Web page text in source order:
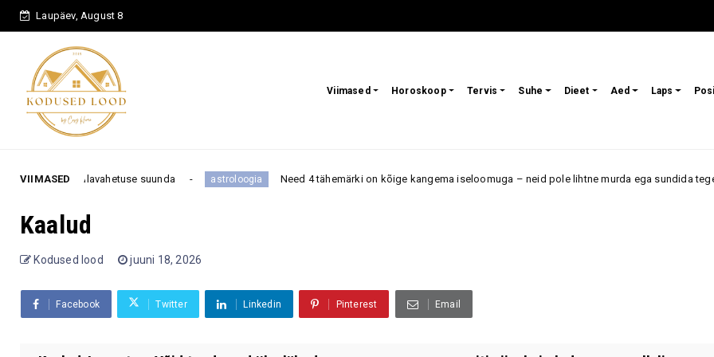
Laupäev, August 8
Viimased Horoskoop Tervis Suhe Dieet Aed Laps
VIIMASEDsuunda astroloogia Need 4 tähemärki on kõige kangema iseloomuga – neid pole lihtne murda ega sundida tegema midagi,
Kaalud
Kodused lood juuni 18, 2026
Facebook Twitter Linkedin Pinterest Email